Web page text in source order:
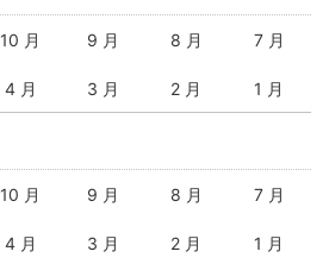
10 月 9 月 8 月 7 月
4 月 3 月 2 月 1 月
10 月 9 月 8 月 7 月
4 月 3 月 2 月 1 月